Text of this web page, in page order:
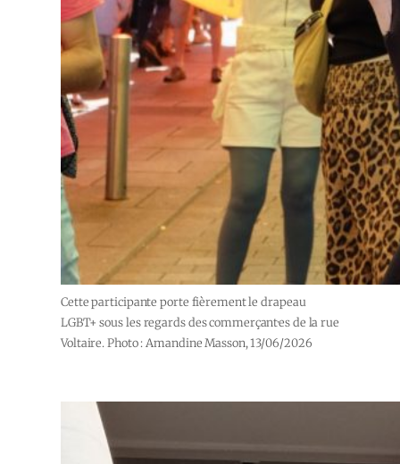
Cette participante porte fièrement le drapeau
LGBT+ sous les regards des commerçant·es de la rue
Voltaire. Photo : Amandine Masson, 13/06/2026